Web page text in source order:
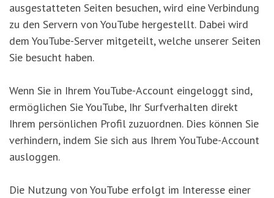
ausgestatteten Seiten besuchen, wird eine Verbindung
zu den Servern von YouTube hergestellt. Dabei wird
dem YouTube-Server mitgeteilt, welche unserer Seiten
Sie besucht haben.
Wenn Sie in Ihrem YouTube-Account eingeloggt sind,
ermöglichen Sie YouTube, Ihr Surfverhalten direkt
Ihrem persönlichen Profil zuzuordnen. Dies können Sie
verhindern, indem Sie sich aus Ihrem YouTube-Account
ausloggen.
Die Nutzung von YouTube erfolgt im Interesse einer